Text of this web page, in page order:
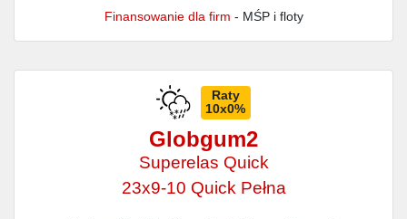
Finansowanie dla firm - MŚP i floty
Raty
10x0%
Globgum2
Superelas Quick
23x9-10 Quick Pełna